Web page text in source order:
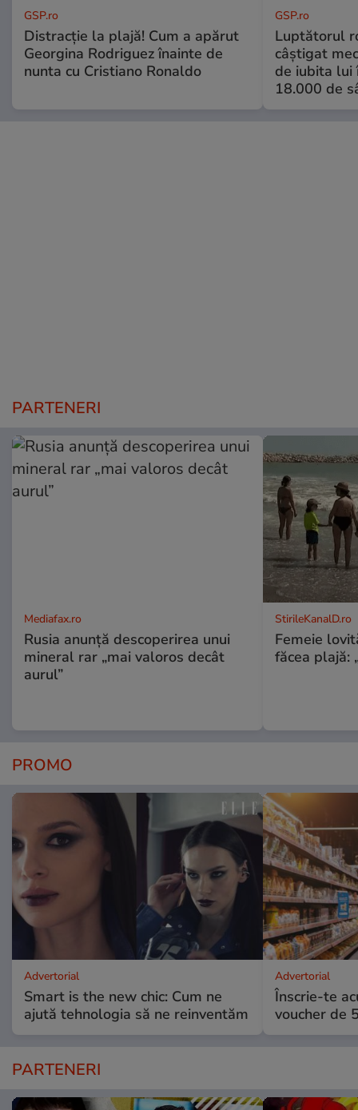
GSP.ro
Distracție la plajă! Cum a apărut
Georgina Rodriguez înainte de
nunta cu Cristiano Ronaldo
GSP.ro
Luptătorul
câștigat
de iubita lui
18.000 de
PARTENERI
Mediafax.ro
Rusia anunță descoperirea unui
mineral rar „mai valoros decât
aurul”
StirileKanalD.ro
Femeie
făcea plajă:
PROMO
Advertorial
Smart is the new chic: Cum ne
ajută tehnologia să ne reinventăm
Advertorial
Înscrie-te
voucher de
PARTENERI